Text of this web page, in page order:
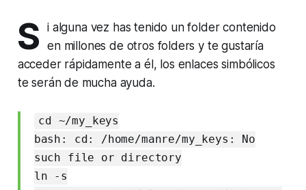
S
i alguna vez has tenido un folder contenido
en millones de otros folders y te gustaría
acceder rápidamente a él, los enlaces simbólicos
te serán de mucha ayuda.
cd ~/my_keys
bash: cd: /home/manre/my_keys: No
such file or directory
ln -s